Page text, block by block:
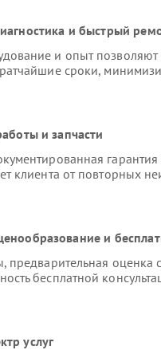
и быстрый
и опыт позволяют
сроки,
и запчасти
клиента от повторных
и
предварительная оценка
бесплатной
услуг